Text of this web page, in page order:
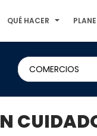
QUÉ HACER
COMERCIOS